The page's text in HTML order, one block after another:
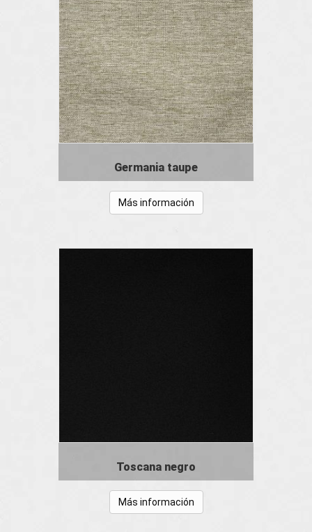
Germania taupe
Más información
Toscana negro
Más información